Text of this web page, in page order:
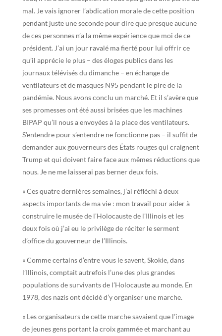
mal. Je vais ignorer l’abdication morale de cette position
pendant juste une seconde pour dire que presque aucune
de ces personnes n’a la même expérience que moi de ce
président. J’ai un jour ravalé ma fierté pour lui offrir ce
qu’il apprécie le plus – des éloges publics dans les
journaux télévisés du dimanche – en échange de
ventilateurs et de masques N95 pendant le pire de la
pandémie. Nous avons conclu un marché. Et il s’avère que
ses promesses ont été aussi brisées que les machines
BIPAP qu’il nous a envoyées à la place des ventilateurs.
S’entendre pour s’entendre ne fonctionne pas – il suffit de
demander aux gouverneurs des États rouges qui craignent
Trump et qui doivent faire face aux mêmes réductions que
nous. Je ne me laisserai pas berner deux fois.
« Ces quatre dernières semaines, j’ai réfléchi à deux
aspects importants de ma vie : mon travail pour aider à
construire le musée de l’Holocauste de l’Illinois et les
deux fois où j’ai eu le privilège de réciter le serment
d’office du gouverneur de l’Illinois.
« Comme certains d’entre vous le savent, Skokie, dans
l’Illinois, comptait autrefois l’une des plus grandes
populations de survivants de l’Holocauste au monde. En
1978, des nazis ont décidé d’y organiser une marche.
« Les organisateurs de cette marche savaient que l’image
de jeunes gens portant la croix gammée et marchant au